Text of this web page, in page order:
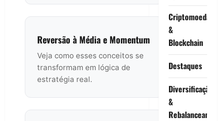
Reversão à Média e Momentum
Veja como esses conceitos se
transformam em lógica de
estratégia real.
Criptomoedas
&
Blockchain
Destaques
Diversificação
&